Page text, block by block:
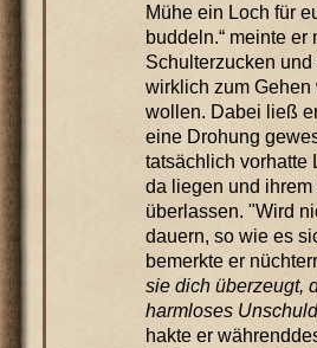
Mühe ein Loch für
buddeln.“ meinte
Schulterzucken
wirklich zum Gehen
wollen. Dabei ließ
eine Drohung
tatsächlich vorhatte
da liegen und
überlassen. "Wird
dauern, so wie es
bemerkte er
sie dich überzeugt,
harmloses
hakte er